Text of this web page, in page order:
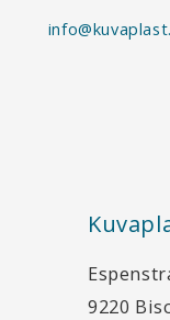
9220